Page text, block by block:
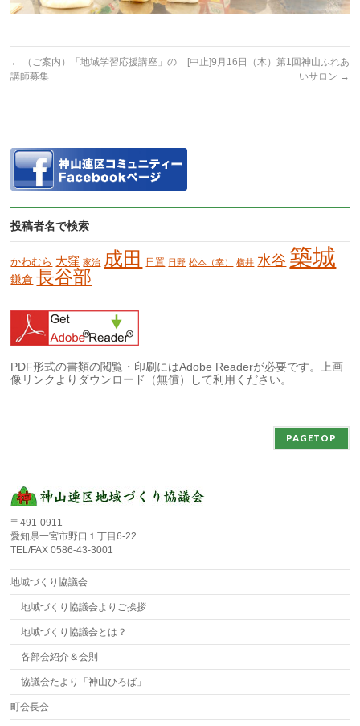
←
（ご案内）「地域学習応援講座」の
講師募集
[中止]9月16日（木）第1回神山ふれあ
いサロン →
投稿者名で検索
かわむら 大窪 家治 成田 日置 日野 松本（幸） 横井 水谷 築城
鎌倉 長谷部
PDF形式の書類の閲覧・印刷にはAdobe Readerが必要です。上画
像リンクよりダウンロード（無償）して利用ください。
PAGETOP
〒491-0911
愛知県一宮市野口１丁目6-22
TEL/FAX 0586-43-3001
地域づくり協議会
地域づくり協議会よりご挨拶
地域づくり協議会とは？
各部会紹介＆会則
協議会たより「神山ひろば」
町会長会